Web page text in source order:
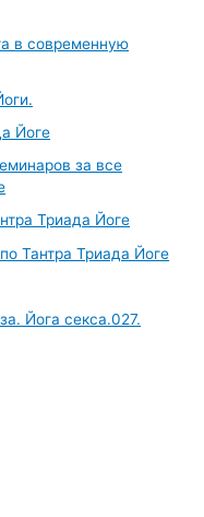
в современную
Йоге
за все
Триада Йоге
Тантра Триада Йоге
Йога секса.027.